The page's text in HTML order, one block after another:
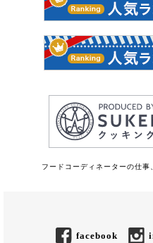
フードコーディネーターの仕
facebook